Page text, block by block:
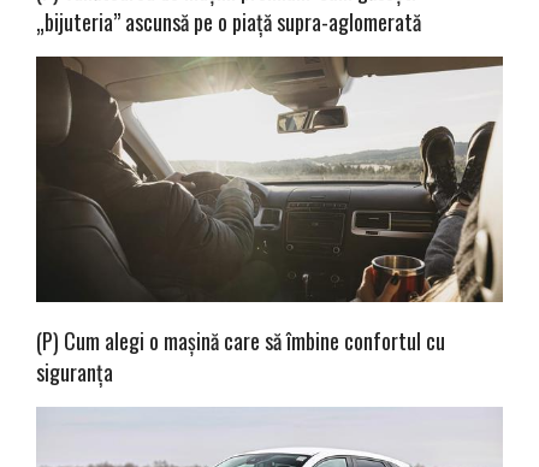
„bijuteria” ascunsă pe o piață supra-aglomerată
(P) Cum alegi o mașină care să îmbine confortul cu
siguranța